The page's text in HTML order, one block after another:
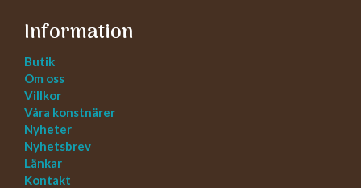
Information
Butik
Om oss
Villkor
Våra konstnärer
Nyheter
Nyhetsbrev
Länkar
Kontakt